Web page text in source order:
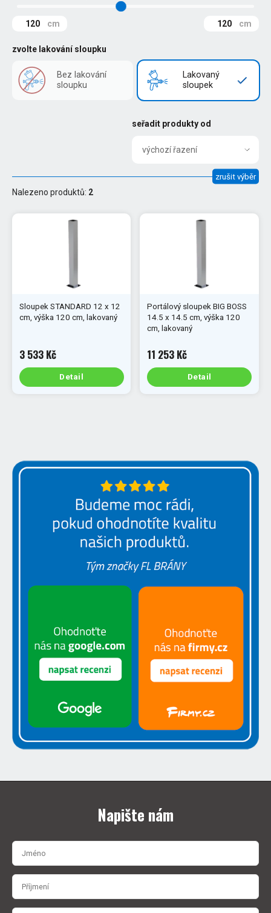
120 120
zvolte lakování sloupku
Bez lakování
sloupku
Lakovaný
sloupek
seřadit produkty od
výchozí řazení
zrušit výběr
Nalezeno produktů: 2
Sloupek STANDARD 12 x 12
cm, výška 120 cm, lakovaný
3 533 Kč
Detail
Portálový sloupek BIG BOSS
14.5 x 14.5 cm, výška 120
cm, lakovaný
11 253 Kč
Detail
Napište nám